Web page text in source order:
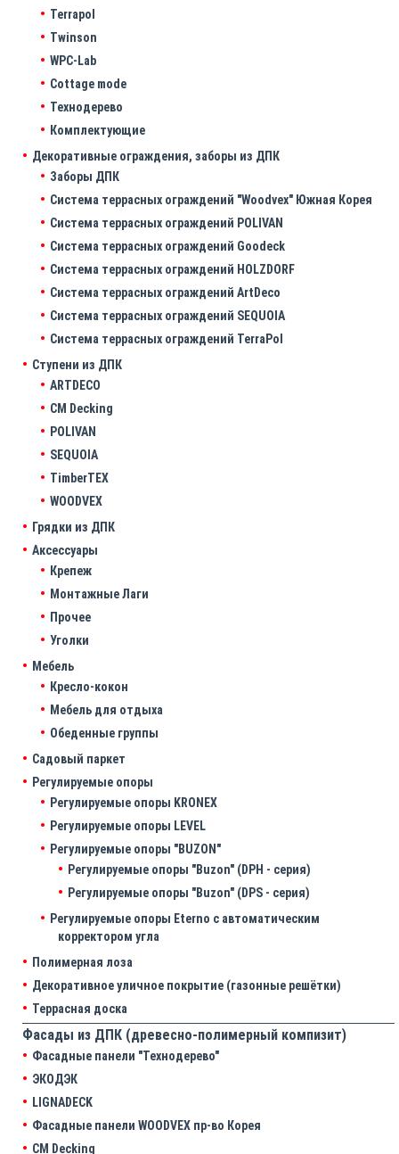
Terrapol
Twinson
WPC-Lab
Cottage mode
Технодерево
Комплектующие
Декоративные ограждения, заборы из ДПК
Заборы ДПК
Система террасных ограждений "Woodvex" Южная Корея
Система террасных ограждений POLIVAN
Система террасных ограждений Goodeck
Система террасных ограждений HOLZDORF
Система террасных ограждений ArtDeco
Система террасных ограждений SEQUOIA
Система террасных ограждений TerraPol
Ступени из ДПК
ARTDECO
CM Decking
POLIVAN
SEQUOIA
TimberTEX
WOODVEX
Грядки из ДПК
Аксессуары
Крепеж
Монтажные Лаги
Прочее
Уголки
Мебель
Кресло-кокон
Мебель для отдыха
Обеденные группы
Садовый паркет
Регулируемые опоры
Регулируемые опоры KRONEX
Регулируемые опоры LEVEL
Регулируемые опоры "BUZON"
Регулируемые опоры "Buzon" (DPH - серия)
Регулируемые опоры "Buzon" (DPS - серия)
Регулируемые опоры Eterno с автоматическим
корректором угла
Полимерная лоза
Декоративное уличное покрытие (газонные решётки)
Террасная доска
Фасады из ДПК (древесно-полимерный компизит)
Фасадные панели "Технодерево"
ЭКОДЭК
LIGNADECK
Фасадные панели WOODVEX пр-во Корея
CM Decking